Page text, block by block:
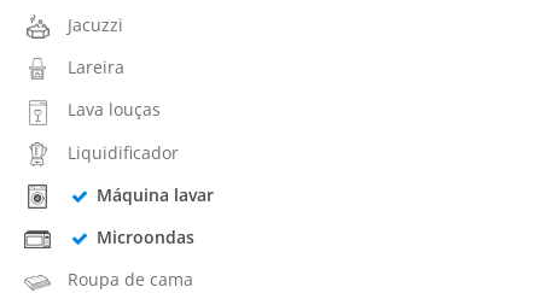
Jacuzzi
Lareira
Lava louças
Liquidificador
Máquina lavar
Microondas
Roupa de cama